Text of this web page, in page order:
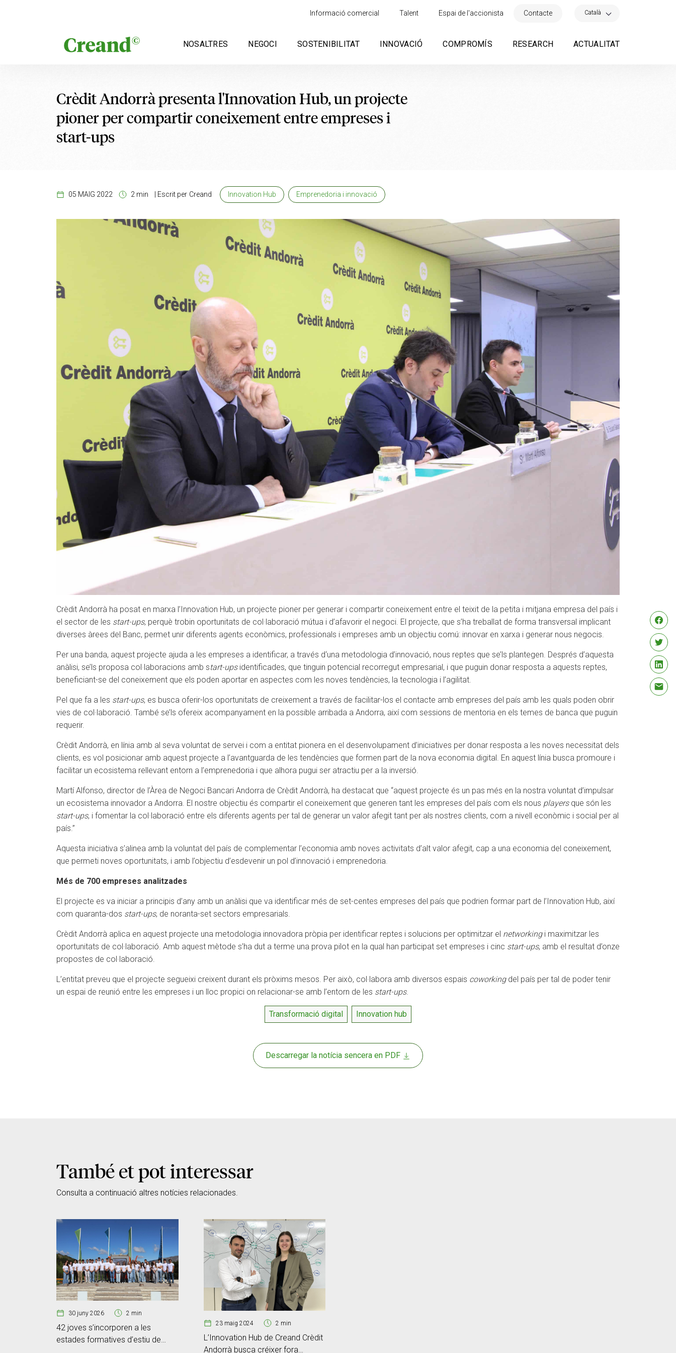
Informació comercial Talent Espai de l'accionista Contacte Català
NOSALTRES NEGOCI SOSTENIBILITAT INNOVACIÓ COMPROMÍS RESEARCH ACTUALITAT
Crèdit Andorrà presenta l'Innovation Hub, un projecte
pioner per compartir coneixement entre empreses i
start-ups
05 MAIG 2022 2 min Escrit per Creand Innovation Hub Emprenedoria i innovació
Crèdit Andorrà ha posat en marxa l’Innovation Hub, un projecte pioner per generar i compartir coneixement entre el teixit de la petita i mitjana empresa del país i
el sector de les start-ups, perquè trobin oportunitats de col·laboració mútua i d’afavorir el negoci. El projecte, que s’ha treballat de forma transversal implicant
diverses àrees del Banc, permet unir diferents agents econòmics, professionals i empreses amb un objectiu comú: innovar en xarxa i generar nous negocis.
Per una banda, aquest projecte ajuda a les empreses a identificar, a través d‘una metodologia d’innovació, nous reptes que se’ls plantegen. Després d’aquesta
anàlisi, se’ls proposa col·laboracions amb start-upsidentificades, que tinguin potencial recorregut empresarial, i que puguin donar resposta a aquests reptes,
beneficiant-se del coneixement que els poden aportar en aspectes com les noves tendències, la tecnologia i l’agilitat.
Pel que fa a les start-ups, es busca oferir-los oportunitats de creixement a través de facilitar-los el contacte amb empreses del país amb les quals poden obrir
vies de col·laboració. També se’ls ofereix acompanyament en la possible arribada a Andorra, així com sessions de mentoria en els temes de banca que puguin
requerir.
Crèdit Andorrà, en línia amb al seva voluntat de servei i com a entitat pionera en el desenvolupament d’iniciatives per donar resposta a les noves necessitat dels
clients, es vol posicionar amb aquest projecte a l’avantguarda de les tendències que formen part de la nova economia digital. En aquest línia busca promoure i
facilitar un ecosistema rellevant entorn a l’emprenedoria i que alhora pugui ser atractiu per a la inversió.
Martí Alfonso, director de l’Àrea de Negoci Bancari Andorra de Crèdit Andorrà, ha destacat que “aquest projecte és un pas més en la nostra voluntat d’impulsar
un ecosistema innovador a Andorra. El nostre objectiu és compartir el coneixement que generen tant les empreses del país com els nous playersque són les
start-ups, i fomentar la col·laboració entre els diferents agents per tal de generar un valor afegit tant per als nostres clients, com a nivell econòmic i social per al
país.”
Aquesta iniciativa s’alinea amb la voluntat del país de complementar l’economia amb noves activitats d’alt valor afegit, cap a una economia del coneixement,
que permeti noves oportunitats, i amb l’objectiu d’esdevenir un pol d’innovació i emprenedoria.
Més de 700 empreses analitzades
El projecte es va iniciar a principis d’any amb un anàlisi que va identificar més de set-centes empreses del país que podrien formar part de l’Innovation Hub, així
com quaranta-dos start-ups, de noranta-set sectors empresarials.
Crèdit Andorrà aplica en aquest projecte una metodologia innovadora pròpia per identificar reptes i solucions per optimitzar el networkingi maximitzar les
oportunitats de col·laboració. Amb aquest mètode s’ha dut a terme una prova pilot en la qual han participat set empreses i cinc start-ups, amb el resultat d’onze
propostes de col·laboració.
L’entitat preveu que el projecte segueixi creixent durant els pròxims mesos. Per això, col·labora amb diversos espais coworkingdel país per tal de poder tenir
un espai de reunió entre les empreses i un lloc propici on relacionar-se amb l’entorn de les start-ups.
Transformació digital Innovation hub
Descarregar la notícia sencera en PDF
També et pot interessar
Consulta a continuació altres notícies relacionades.
30 juny 2026 2 min
42 joves s’incorporen a les
estades formatives d’estiu de
23 maig 2024 2 min
L’Innovation Hub de Creand Crèdit
Andorrà busca créixer fora